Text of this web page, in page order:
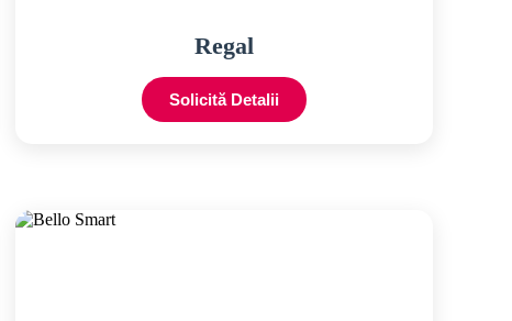
Regal
Solicită Detalii